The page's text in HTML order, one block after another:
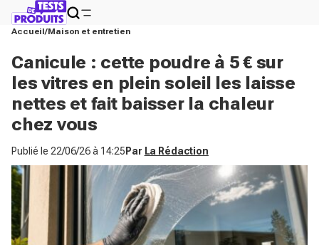
Accueil Maison et entretien
Canicule : cette poudre à 5 € sur
les vitres en plein soleil les laisse
nettes et fait baisser la chaleur
chez vous
Publié le 22/06/26 à 14:25 Par La Rédaction